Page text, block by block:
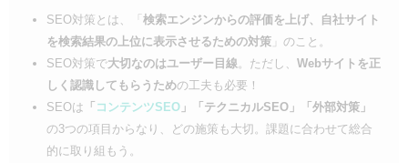
4-1.コンテンツを作成する前に：Googleの検索品質評価ガイド
ライン
STEP 01：対策キーワードを選定する
STEP 02：コンテンツを作成する
STEP 03：Googleが内容を理解しやすいようにする（HTMLマ
ークアップ）
STEP 04：記事を公開する
SEO対策とは、「 検索エンジンからの評価を上げ、自社サイト
を検索結果の上位に表示させるための対策」のこと。
SEO対策で大切なのはユーザー目線。ただし、 Webサイトを正
しく認識してもらうための工夫も必要！
SEOは 「 コンテンツSEO」「テクニカルSEO」「外部対策」
の3つの項目からなり、どの施策も大切。課題に合わせて総合
的に取り組もう。